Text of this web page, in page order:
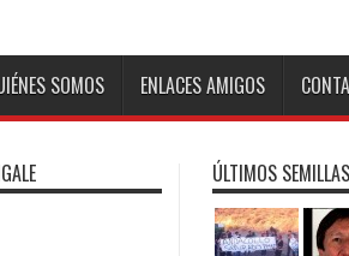
SOMOS ENLACES AMIGOS
ÚLTIMOS